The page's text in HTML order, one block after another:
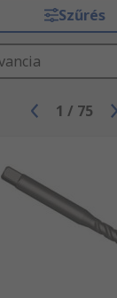
Szűrés
1 / 75